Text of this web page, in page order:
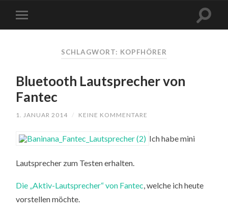
SCHLAGWORT: KOPFHÖRER
Bluetooth Lautsprecher von
Fantec
1. JANUAR 2014 / KEINE KOMMENTARE
Ich habe mini
Lautsprecher zum Testen erhalten.
Die „Aktiv-Lautsprecher“ von Fantec, welche ich heute
vorstellen möchte.